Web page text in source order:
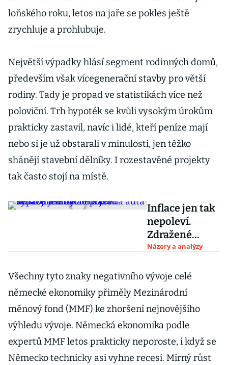
loňského roku, letos na jaře se pokles ještě
zrychluje a prohlubuje.
Největší výpadky hlásí segment rodinných domů,
především však vícegenerační stavby pro větší
rodiny. Tady je propad ve statistikách více než
poloviční. Trh hypoték se kvůli vysokým úrokům
prakticky zastavil, navíc i lidé, kteří peníze mají
nebo si je už obstarali v minulosti, jen těžko
shánějí stavební dělníky. I rozestavěné projekty
tak často stojí na místě.
Inflace jen tak
nepoleví.
Zdražené
dovolené jsou
na zdražená
auta se stojí
Názory a analýzy
Všechny tyto znaky negativního vývoje celé
německé ekonomiky přiměly Mezinárodní
měnový fond (MMF) ke zhoršení nejnovějšího
výhledu vývoje. Německá ekonomika podle
expertů MMF letos prakticky neporoste, i když se
Německo technicky asi vyhne recesi. Mírný růst